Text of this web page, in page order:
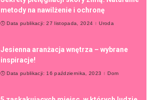
metody na nawilżenie i ochronę
Data publikacji: 27 listopada, 2024 Uroda
Jesienna aranżacja wnętrza – wybrane
inspiracje!
Data publikacji: 16 października, 2023 Dom